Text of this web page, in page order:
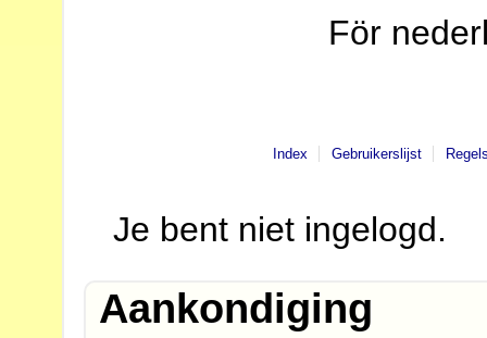
För
Index Gebruikerslijst
Je bent niet ingelogd.
Aankondiging